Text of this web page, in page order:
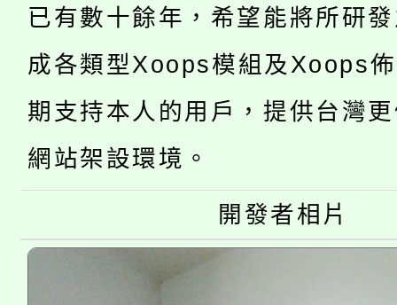
系所師生報名參加。
版公告本校115學年度第
代理(課)教師甄選結果
「2026金融保險知識
車」活動
桃園市115學年度學生
生本土語及新住民語歌
公告本校115學年度第
代理(課)教師甄選結果
公告本校115學年度第
代理(課)教師甄選結果
轉知中國文化大學推廣
已有數十餘年，希望能將所研
成各類型Xoops模組及Xoops
期支持本人的用戶，提供台灣
網站架設環境。
開發者相片